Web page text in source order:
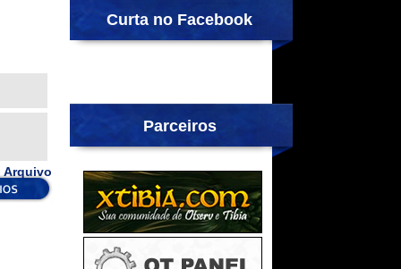
Arquivo
Curta no Facebook
Parceiros